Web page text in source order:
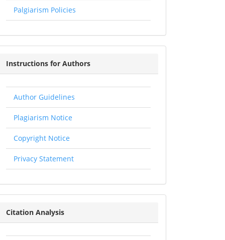
Palgiarism Policies
Instructions
Authors
Instructions for Authors
Author Guidelines
Plagiarism Notice
Copyright Notice
Privacy Statement
Citation
Citation Analysis